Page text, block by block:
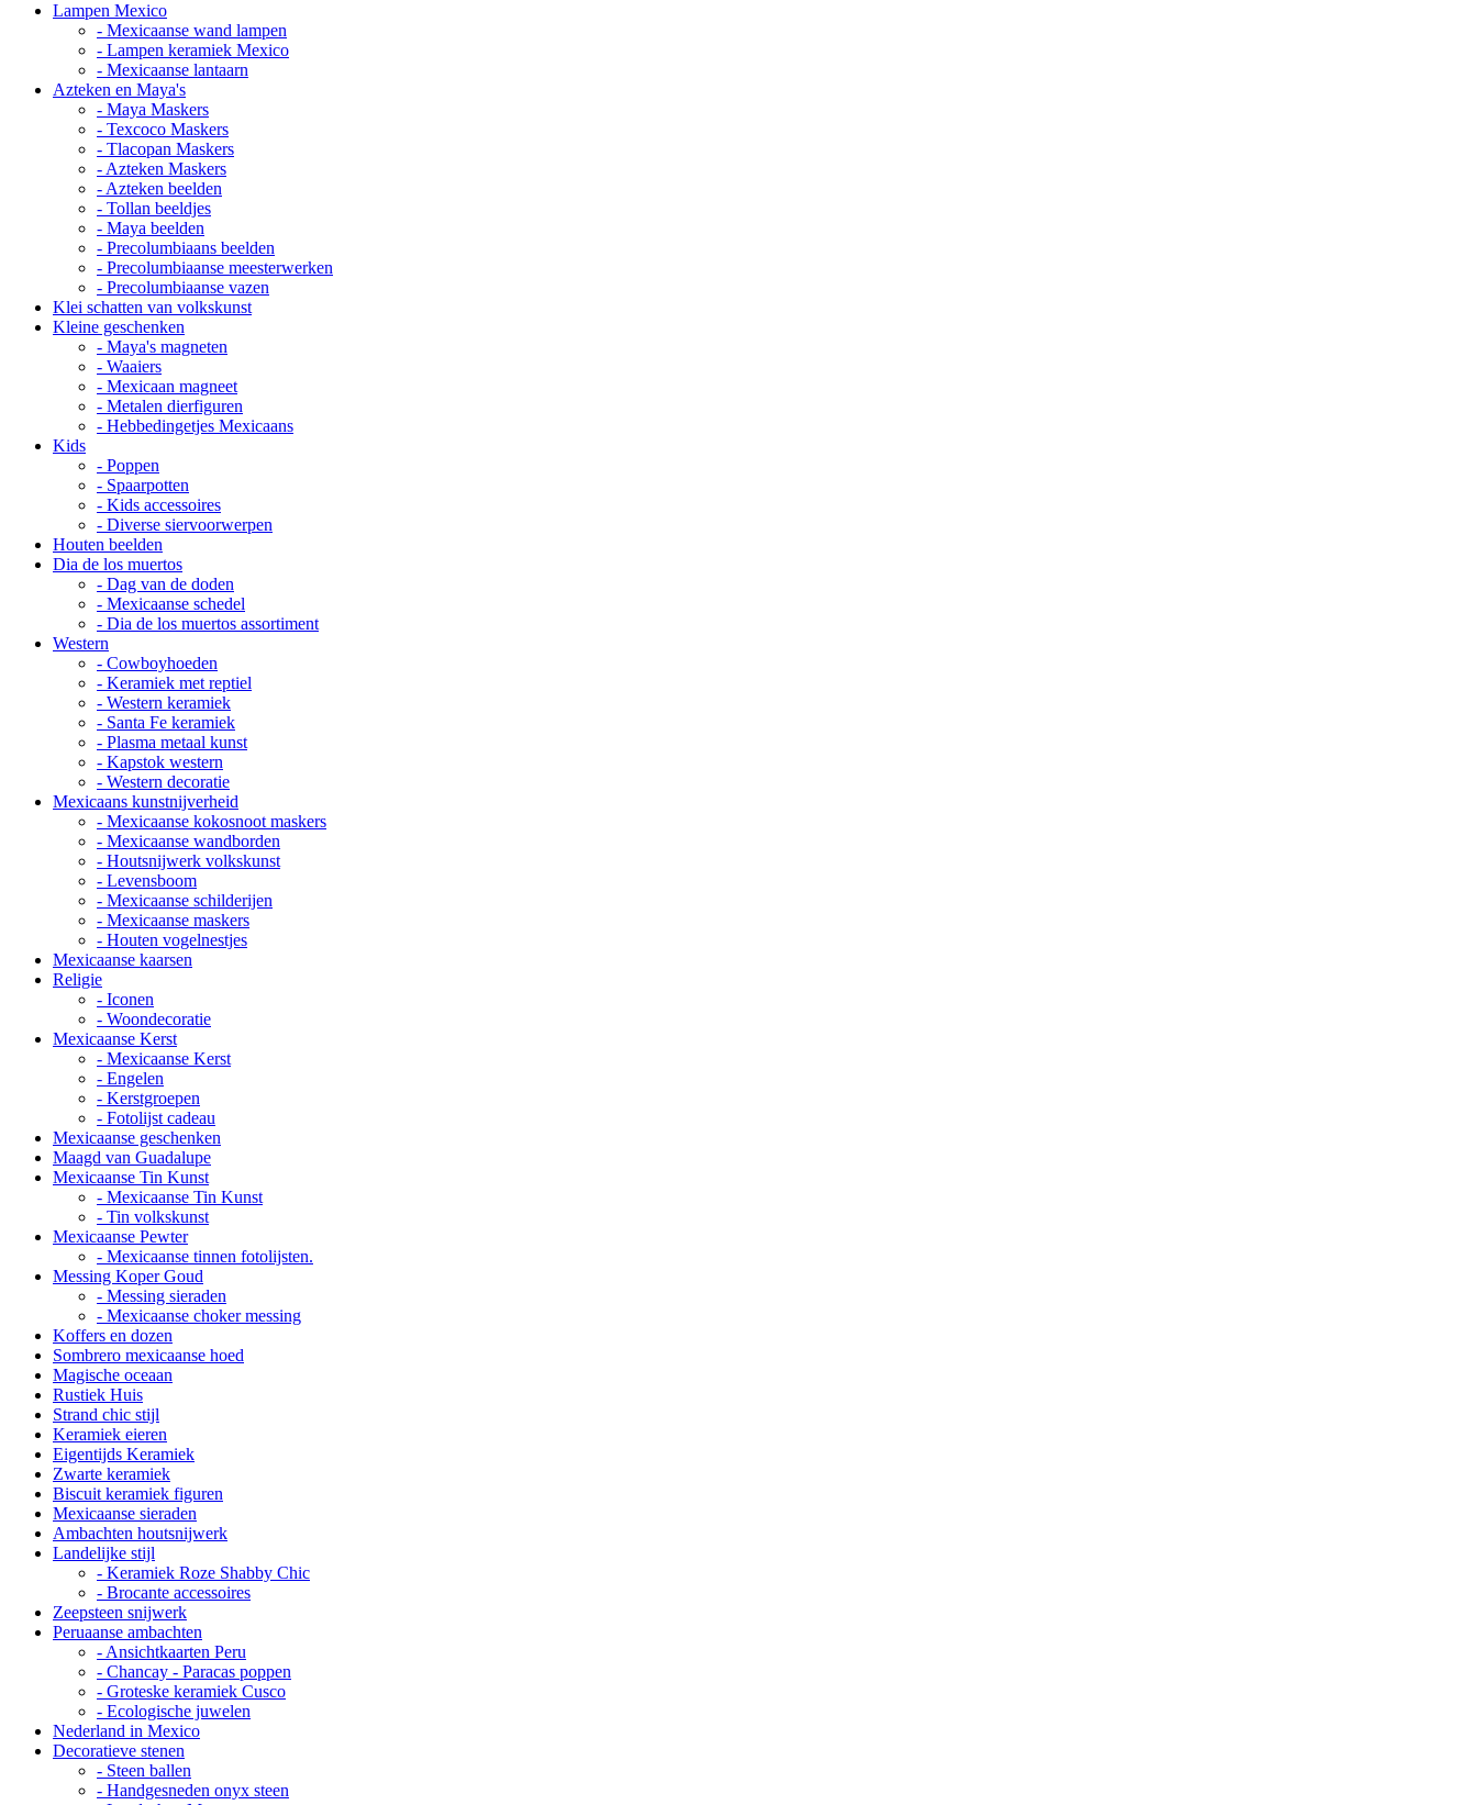
Lampen Mexico
- Mexicaanse wand lampen
- Lampen keramiek Mexico
- Mexicaanse lantaarn
Azteken en Maya's
- Maya Maskers
- Texcoco Maskers
- Tlacopan Maskers
- Azteken Maskers
- Azteken beelden
- Tollan beeldjes
- Maya beelden
- Precolumbiaans beelden
- Precolumbiaanse meesterwerken
- Precolumbiaanse vazen
Klei schatten van volkskunst
Kleine geschenken
- Maya's magneten
- Waaiers
- Mexicaan magneet
- Metalen dierfiguren
- Hebbedingetjes Mexicaans
Kids
- Poppen
- Spaarpotten
- Kids accessoires
- Diverse siervoorwerpen
Houten beelden
Dia de los muertos
- Dag van de doden
- Mexicaanse schedel
- Dia de los muertos assortiment
Western
- Cowboyhoeden
- Keramiek met reptiel
- Western keramiek
- Santa Fe keramiek
- Plasma metaal kunst
- Kapstok western
- Western decoratie
Mexicaans kunstnijverheid
- Mexicaanse kokosnoot maskers
- Mexicaanse wandborden
- Houtsnijwerk volkskunst
- Levensboom
- Mexicaanse schilderijen
- Mexicaanse maskers
- Houten vogelnestjes
Mexicaanse kaarsen
Religie
- Iconen
- Woondecoratie
Mexicaanse Kerst
- Mexicaanse Kerst
- Engelen
- Kerstgroepen
- Fotolijst cadeau
Mexicaanse geschenken
Maagd van Guadalupe
Mexicaanse Tin Kunst
- Mexicaanse Tin Kunst
- Tin volkskunst
Mexicaanse Pewter
- Mexicaanse tinnen fotolijsten.
Messing Koper Goud
- Messing sieraden
- Mexicaanse choker messing
Koffers en dozen
Sombrero mexicaanse hoed
Magische oceaan
Rustiek Huis
Strand chic stijl
Keramiek eieren
Eigentijds Keramiek
Zwarte keramiek
Biscuit keramiek figuren
Mexicaanse sieraden
Ambachten houtsnijwerk
Landelijke stijl
- Keramiek Roze Shabby Chic
- Brocante accessoires
Zeepsteen snijwerk
Peruaanse ambachten
- Ansichtkaarten Peru
- Chancay - Paracas poppen
- Groteske keramiek Cusco
- Ecologische juwelen
Nederland in Mexico
Decoratieve stenen
- Steen ballen
- Handgesneden onyx steen